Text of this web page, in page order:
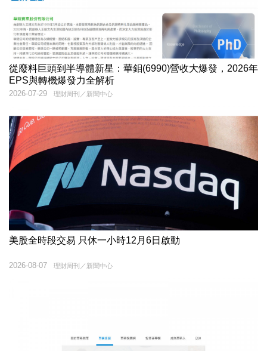
從廢料巨頭到半導體新星：華鉬(6990)營收大爆發，2026年
EPS與轉機爆發力全解析
理財周刊／新聞中心
2026-07-29
美股全時段交易 只休一小時12月6日啟動
理財周刊／新聞中心
2026-08-07